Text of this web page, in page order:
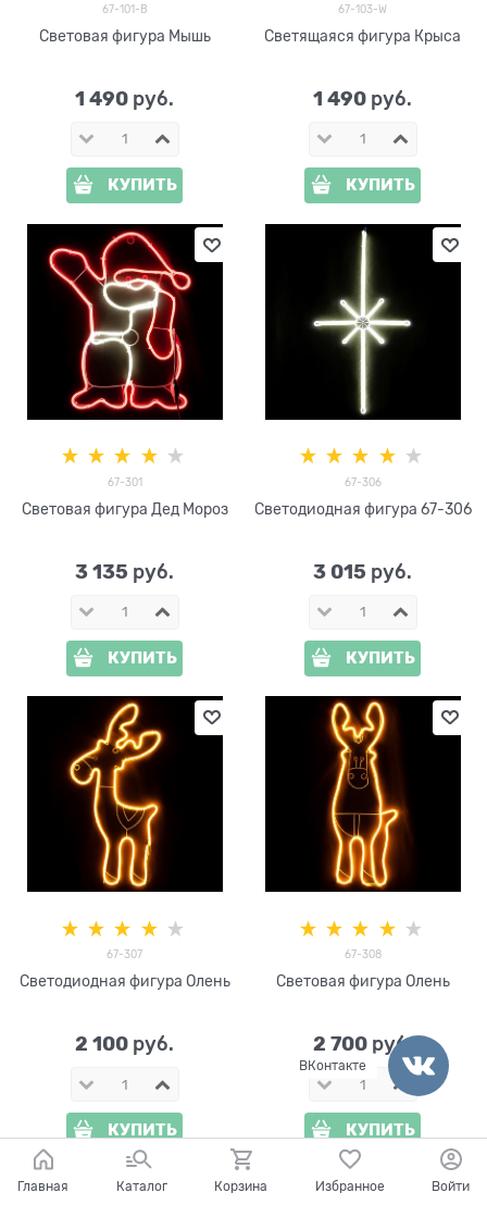
67-101-B
Световая фигура Мышь
1 490 руб.
КУПИТЬ
67-103-W
Светящаяся фигура Крыса
1 490 руб.
КУПИТЬ
67-301
Световая фигура Дед Мороз
3 135 руб.
КУПИТЬ
67-306
Светодиодная фигура 67-306
3 015 руб.
КУПИТЬ
67-307
Светодиодная фигура Олень
2 100 руб.
КУПИТЬ
67-308
Световая фигура Олень
2 700 руб.
КУПИТЬ
Главная Каталог Корзина Избранное Войти
ВКонтакте